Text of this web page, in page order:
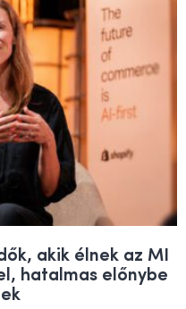
akik élnek az MI
hatalmas előnybe